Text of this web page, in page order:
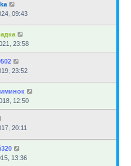
09:43
23:58
23:52
12:50
20:11
13:36